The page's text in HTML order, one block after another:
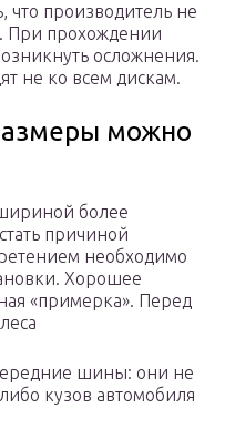
что производитель не
При прохождении
осложнения.
не ко всем дискам.
можно
более
причиной
необходимо
Хорошее
«примерка». Перед
шины: они не
кузов автомобиля